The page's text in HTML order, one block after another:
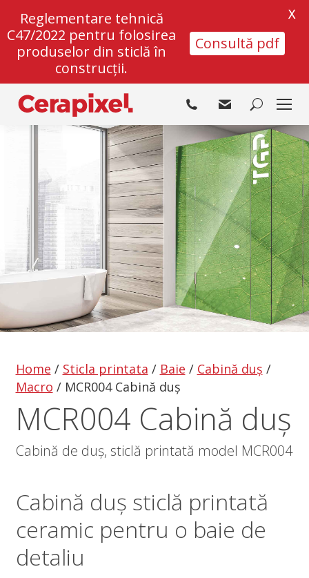
Search:
Home / Sticla printata / Baie / Cabină duș /
Macro / MCR004 Cabină duș
MCR004 Cabină duș
Cabină de duș, sticlă printată model MCR004
Cabină duș sticlă printată
ceramic pentru o baie de
detaliu
Reglementare tehnică
C47/2022 pentru folosirea
produselor din sticlă în
construcții.
Consultă pdf
X